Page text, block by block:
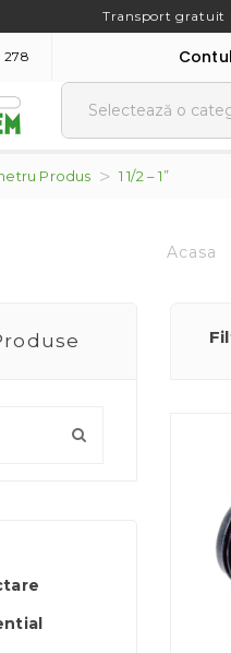
Transport gratuit
278
Produs 1 1/2 – 1”
Acasa